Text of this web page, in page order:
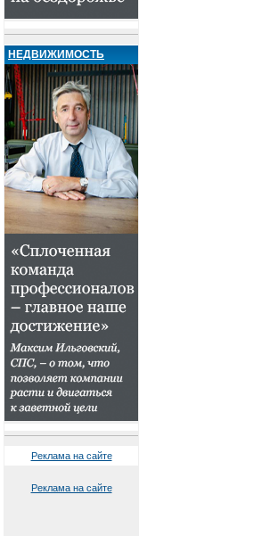
НЕДВИЖИМОСТЬ
Реклама на сайте
Реклама на сайте